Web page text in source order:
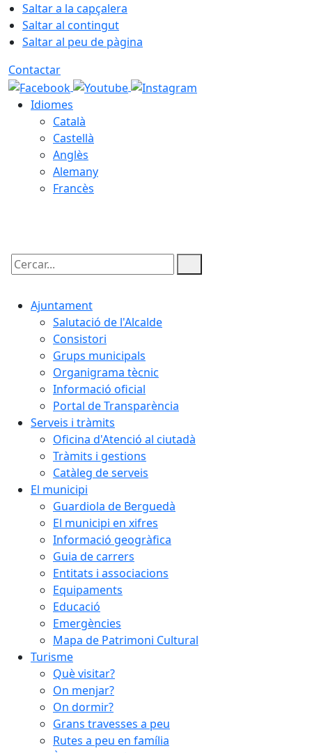
Saltar a la capçalera
Saltar al contingut
Saltar al peu de pàgina
Contactar
Idiomes
Català
Castellà
Anglès
Alemany
Francès
Cercar:
Ajuntament
Salutació de l'Alcalde
Consistori
Grups municipals
Organigrama tècnic
Informació oficial
Portal de Transparència
Serveis i tràmits
Oficina d'Atenció al ciutadà
Tràmits i gestions
Catàleg de serveis
El municipi
Guardiola de Berguedà
El municipi en xifres
Informació geogràfica
Guia de carrers
Entitats i associacions
Equipaments
Educació
Emergències
Mapa de Patrimoni Cultural
Turisme
Què visitar?
On menjar?
On dormir?
Grans travesses a peu
Rutes a peu en família